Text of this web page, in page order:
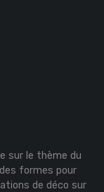
sur le thème du
formes pour
de déco sur